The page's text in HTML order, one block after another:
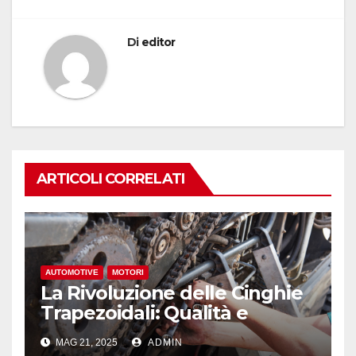
Di editor
ARTICOLI CORRELATI
AUTOMOTIVE MOTORI
La Rivoluzione delle Cinghie
Trapezoidali: Qualità e
Efficienza a Prezzi Accessibili
MAG 21, 2025 ADMIN